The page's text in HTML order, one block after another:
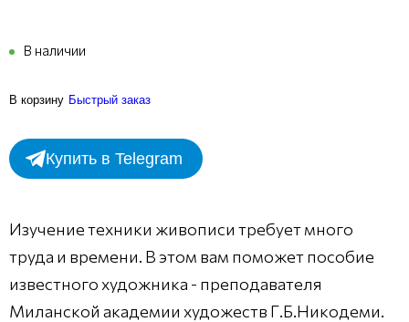
В наличии
В корзину Быстрый заказ
Купить в Telegram
Изучение техники живописи требует много
труда и времени. В этом вам поможет пособие
известного художника - преподавателя
Миланской академии художеств Г.Б.Никодеми.